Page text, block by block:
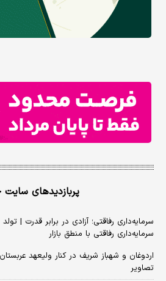
پربازدیدهای
سرمایه‌داری رفاقتی؛ آزادی در برابر قدرت |
سرمایه‌داری رفاقتی با منطق بازار
اردوغان و شهباز شریف در کنار ولیعهد
تصاویر